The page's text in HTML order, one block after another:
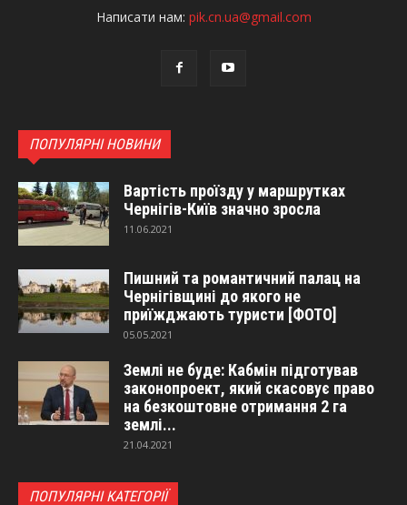
Написати нам: pik.cn.ua@gmail.com
ПОПУЛЯРНІ НОВИНИ
Вартість проїзду у маршрутках
Чернігів-Київ значно зросла
11.06.2021
Пишний та романтичний палац на
Чернігівщині до якого не
приїжджають туристи [ФОТО]
05.05.2021
Землі не буде: Кабмін підготував
законопроект, який скасовує право
на безкоштовне отримання 2 га
землі...
21.04.2021
ПОПУЛЯРНІ КАТЕГОРІЇ